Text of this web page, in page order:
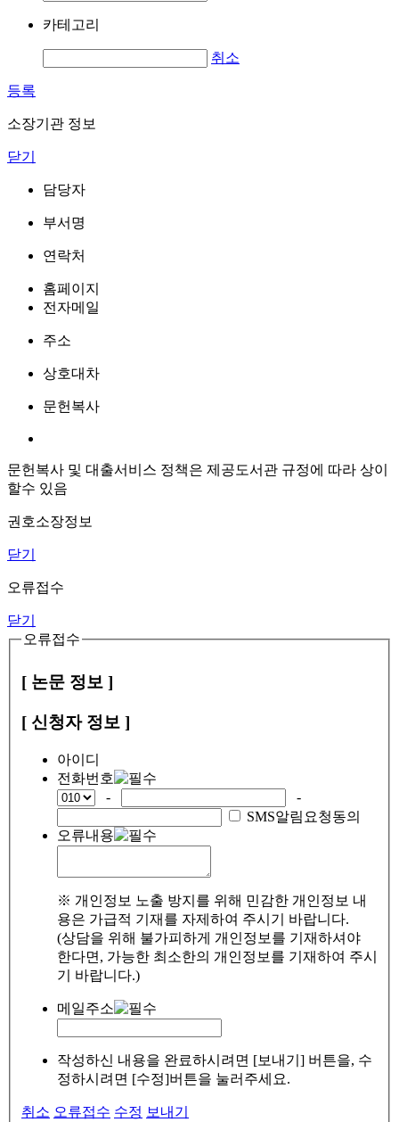
카테고리
취소
등록
소장기관 정보
닫기
담당자
부서명
연락처
홈페이지
전자메일
주소
상호대차
문헌복사
문헌복사 및 대출서비스 정책은 제공도서관 규정에 따라 상이
할수 있음
권호소장정보
닫기
오류접수
닫기
오류접수
[ 논문 정보 ]
[ 신청자 정보 ]
아이디
전화번호
-
-
SMS알림요청동의
오류내용
※ 개인정보 노출 방지를 위해 민감한 개인정보 내
용은 가급적 기재를 자제하여 주시기 바랍니다.
(상담을 위해 불가피하게 개인정보를 기재하셔야
한다면, 가능한 최소한의 개인정보를 기재하여 주시
기 바랍니다.)
메일주소
작성하신 내용을 완료하시려면 [보내기] 버튼을, 수
정하시려면 [수정]버튼을 눌러주세요.
취소 오류접수 수정 보내기